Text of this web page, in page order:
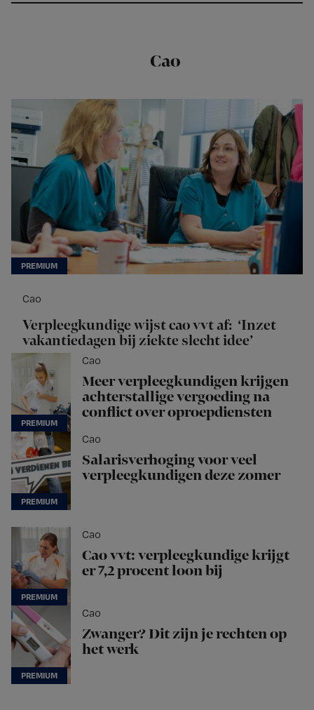
Cao
Cao
Verpleegkundige wijst cao vvt af: ‘Inzet
vakantiedagen bij ziekte slecht idee’
Cao
Meer verpleegkundigen krijgen
achterstallige vergoeding na
conflict over oproepdiensten
Cao
Salarisverhoging voor veel
verpleegkundigen deze zomer
Cao
Cao vvt: verpleegkundige krijgt
er 7,2 procent loon bij
Cao
Zwanger? Dit zijn je rechten op
het werk